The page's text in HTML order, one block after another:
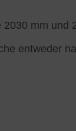
mm
entweder